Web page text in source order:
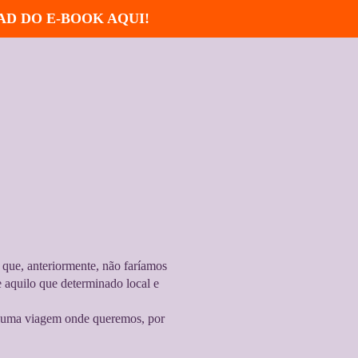
DO E-BOOK AQUI!
anteriormente, não faríamos
aquilo que determinado local e
viagem onde queremos, por